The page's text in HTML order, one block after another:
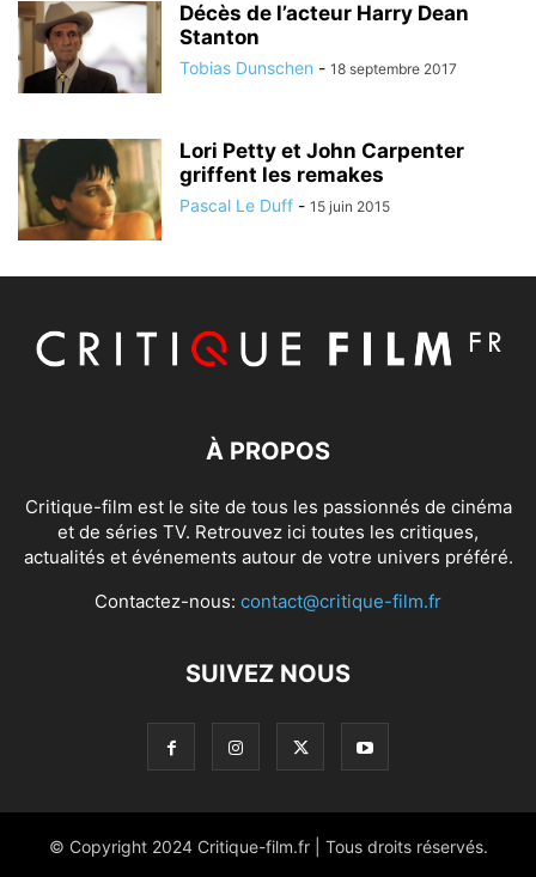
Décès de l’acteur Harry Dean
Stanton
Tobias Dunschen - 18 septembre 2017
Lori Petty et John Carpenter
griffent les remakes
Pascal Le Duff - 15 juin 2015
À PROPOS
Critique-film est le site de tous les passionnés de cinéma
et de séries TV. Retrouvez ici toutes les critiques,
actualités et événements autour de votre univers préféré.
Contactez-nous: contact@critique-film.fr
SUIVEZ NOUS
© Copyright 2024 Critique-film.fr | Tous droits réservés.